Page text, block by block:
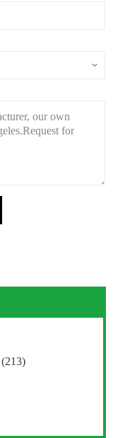
(213)